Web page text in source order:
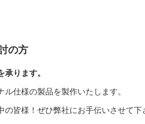
の方
ります。
仕様の製品を製作いたします。
皆様！ぜひ弊社にお手伝いさせて下